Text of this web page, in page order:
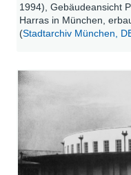
1994), Gebäudeansicht
Harras in München,
(Stadtarchiv München,